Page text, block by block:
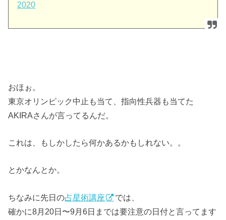
2020
おほぉ。
東京オリンピック中止も当て、指向性兵器も当てた
AKIRAさんが言ってるんだ。
これは、もしかしたら何かあるかもしれない。。
とかなんとか。
ちなみに先日の占星術講座
では、
確かに8月20日〜9月6日までは要注意の日付と言ってます